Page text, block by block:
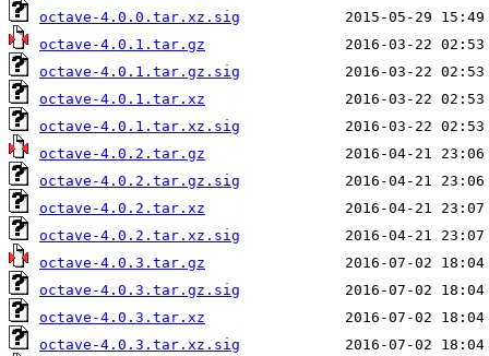
octave-4.0.0.tar.xz.sig
octave-4.0.1.tar.gz
octave-4.0.1.tar.gz.sig
octave-4.0.1.tar.xz
octave-4.0.1.tar.xz.sig
octave-4.0.2.tar.gz
octave-4.0.2.tar.gz.sig
octave-4.0.2.tar.xz
octave-4.0.2.tar.xz.sig
octave-4.0.3.tar.gz
octave-4.0.3.tar.gz.sig
octave-4.0.3.tar.xz
octave-4.0.3.tar.xz.sig